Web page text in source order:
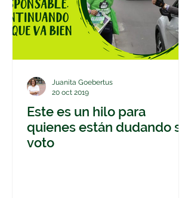
Este es un hilo para
quienes están dudando su
voto
Juanita Goebertus
20 oct 2019